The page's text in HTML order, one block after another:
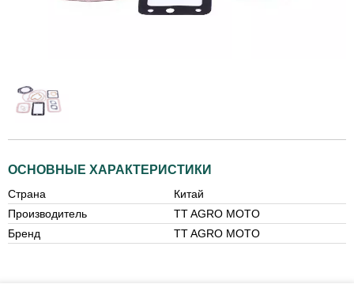
ОСНОВНЫЕ ХАРАКТЕРИСТИКИ
Страна
Китай
Производитель
TT AGRO MOTO
Бренд
TT AGRO MOTO